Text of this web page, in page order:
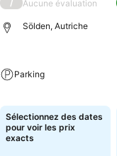
/ Aucune évaluation
Sölden, Autriche
Parking
Sélectionnez des dates
pour voir les prix
exacts